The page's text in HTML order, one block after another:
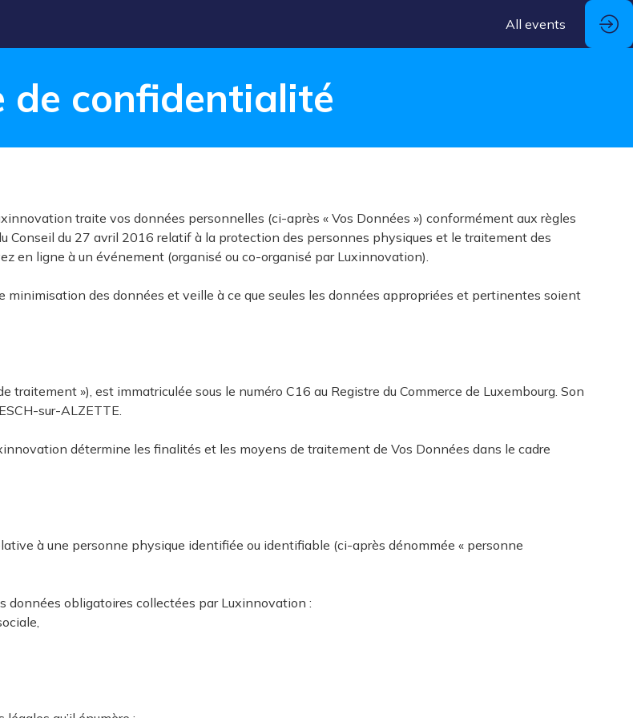
All events
de confidentialité
traite vos données personnelles (ci-après « Vos Données ») conformément aux règles
Conseil du 27 avril 2016 relatif à la protection des personnes physiques et le traitement des
en ligne à un événement (organisé ou co-organisé par Luxinnovation).
des données et veille à ce que seules les données appropriées et pertinentes soient
»), est immatriculée sous le numéro C16 au Registre du Commerce de Luxembourg. Son
sur-ALZETTE.
détermine les finalités et les moyens de traitement de Vos Données dans le cadre
à une personne physique identifiée ou identifiable (ci-après dénommée « personne
données obligatoires collectées par Luxinnovation :